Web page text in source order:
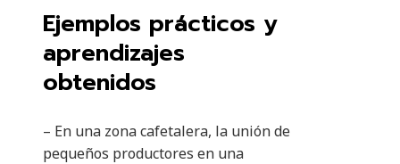
Ejemplos prácticos y
aprendizajes
obtenidos
– En una zona cafetalera, la unión de
pequeños productores en una